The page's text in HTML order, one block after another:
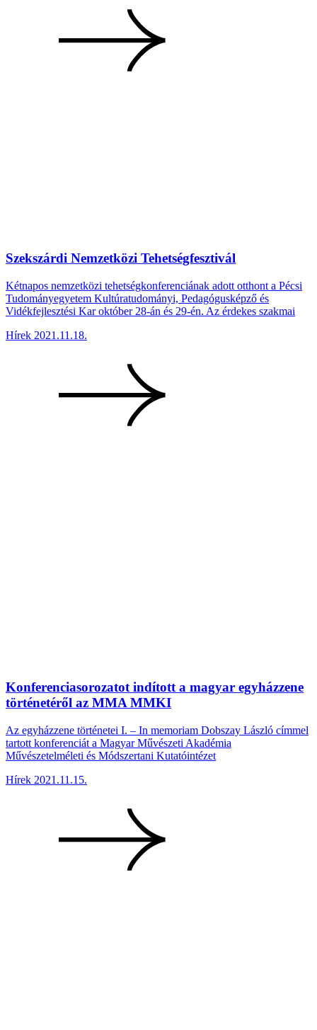
Szekszárdi Nemzetközi Tehetségfesztivál
Kétnapos nemzetközi tehetségkonferenciának adott otthont a Pécsi
Tudományegyetem Kultúratudományi, Pedagógusképző és
Vidékfejlesztési Kar október 28-án és 29-én. Az érdekes szakmai
Hírek 2021.11.18.
Konferenciasorozatot indított a magyar egyházzene
történetéről az MMA MMKI
Az egyházzene történetei I. – In memoriam Dobszay László címmel
tartott konferenciát a Magyar Művészeti Akadémia
Művészetelméleti és Módszertani Kutatóintézet
Hírek 2021.11.15.